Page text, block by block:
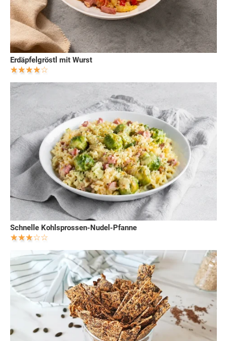
Erdäpfelgröstl mit Wurst
Schnelle Kohlsprossen-Nudel-Pfanne